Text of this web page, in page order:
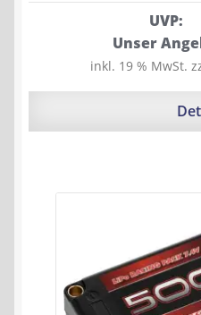
UVP:
Preis
war:
Unser
inkl. 19 % MwSt.